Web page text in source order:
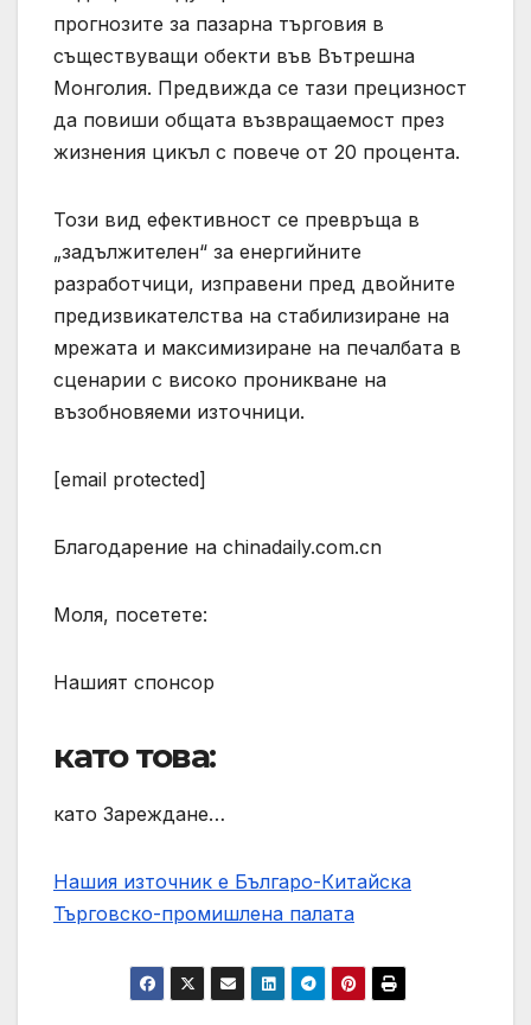
прогнозите за пазарна търговия в
съществуващи обекти във Вътрешна
Монголия. Предвижда се тази прецизност
да повиши общата възвращаемост през
жизнения цикъл с повече от 20 процента.
Този вид ефективност се превръща в
„задължителен“ за енергийните
разработчици, изправени пред двойните
предизвикателства на стабилизиране на
мрежата и максимизиране на печалбата в
сценарии с високо проникване на
възобновяеми източници.
[email protected]
Благодарение на chinadaily.com.cn
Моля, посетете:
Нашият спонсор
като това:
като Зареждане…
Нашия източник е Българо-Китайска
Търговско-промишлена палaта